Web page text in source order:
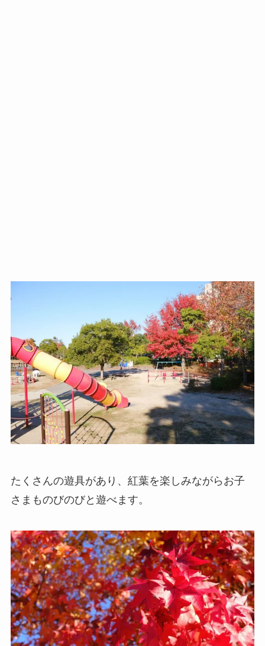
たくさんの遊具があり、紅葉を楽しみながらお子
さまものびのびと遊べます。